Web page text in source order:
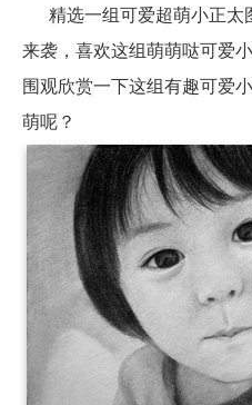
精选一组可爱超萌小正太
来袭，喜欢这组萌萌哒可爱
围观欣赏一下这组有趣可爱
萌呢？